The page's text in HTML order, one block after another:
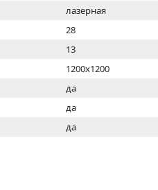
лазерная
28
13
1200x1200
да
да
да